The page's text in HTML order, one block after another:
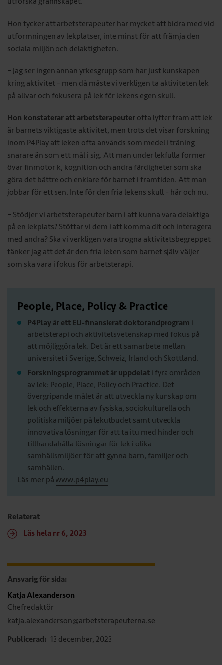
Hon tycker att arbetsterapeuter har mycket att bidra med vid
utformningen av lekplatser, inte minst för att främja den
sociala miljön och delaktigheten.
– Jag ser ingen annan yrkesgrupp som har just kunskapen
kring aktivitet – men då måste vi verkligen ta aktiviteten lek
på allvar och fokusera på lek för lekens egen skull.
Hon konstaterar att arbetsterapeuter ofta lyfter fram att lek
är barnets viktigaste aktivitet, men trots det visar forskning
inom P4Play att leken ofta används som medel i träning
snarare än som ett mål i sig. Att man under lekfulla former
övar finmotorik, kognition och andra färdigheter som ska
göra det bättre och enklare för barnet i framtiden. Att man
jobbar för ett sen. Inte för den fria lekens skull – här och nu.
– Stödjer vi arbetsterapeuter barn i att kunna vara delaktiga
på en lekplats? Stöttar vi dem i att komma dit och interagera
med andra? Ska vi verkligen vara trogna aktivitetsbegreppet
tänker jag att det är den fria leken som barnet själv väljer
som ska vara i fokus för arbetsterapi.
People, Place, Policy & Practice
P4Play är ett EU-finansierat doktorandprogram i
arbetsterapi och aktivitetsvetenskap med fokus på
att möjliggöra lek. Det är ett samarbete mellan
universitet i Sverige, Schweiz, Irland och Skottland.
Forskningsprogrammet är uppdelat i fyra områden
av lek: People, Place, Policy och Practice. Det
övergripande målet är att utveckla ny kunskap om
lek och effekterna av fysiska, sociokulturella och
politiska miljöer på lekutbudet samt utveckla
innovativa lösningar för att ta itu med hinder och
tillhandahålla lösningar för lek i olika
samhällsmiljöer för att gynna barn, familjer och
samhällen.
Läs mer på www.p4play.eu
Relaterat
Läs hela nr 6, 2023
Ansvarig för sida:
Katja Alexanderson
Chefredaktör
katja.alexanderson@arbetsterapeuterna.se
Publicerad: 13 december, 2023